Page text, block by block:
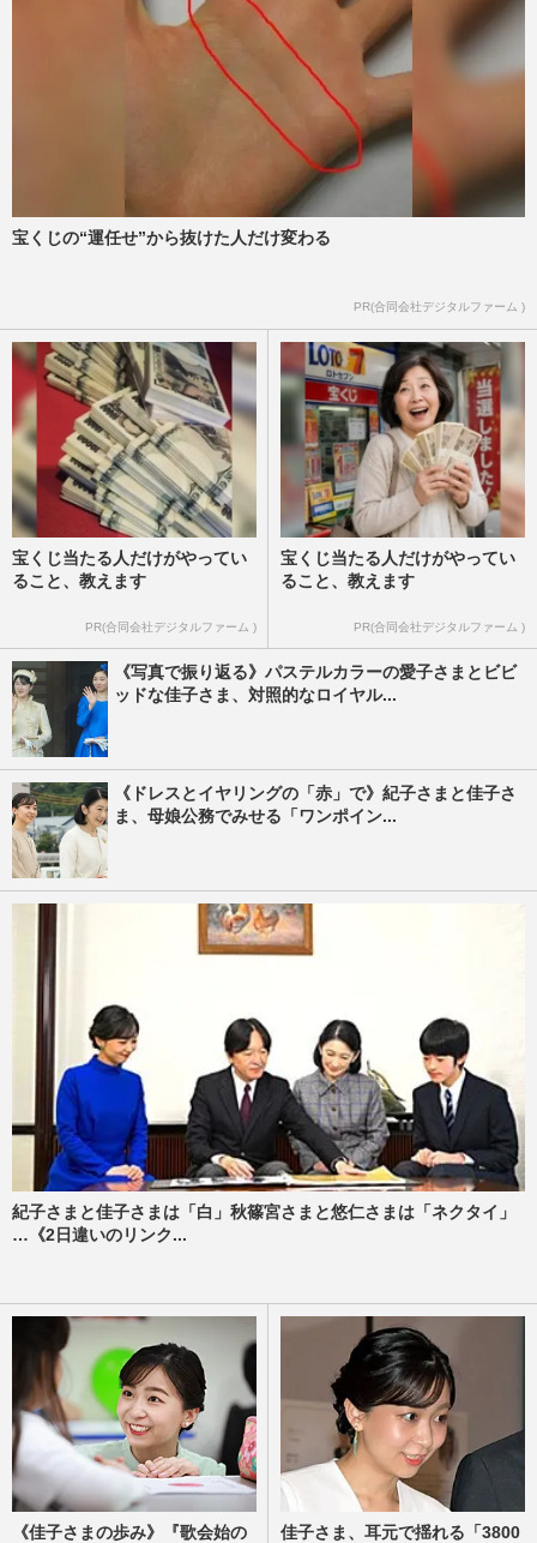
宝くじの“運任せ”から抜けた人だけ変わる
PR(合同会社デジタルファーム )
宝くじ当たる人だけがやってい
ること、教えます
PR(合同会社デジタルファーム )
宝くじ当たる人だけがやってい
ること、教えます
PR(合同会社デジタルファーム )
《写真で振り返る》パステルカラーの愛子さまとビビ
ッドな佳子さま、対照的なロイヤル...
《ドレスとイヤリングの「赤」で》紀子さまと佳子さ
ま、母娘公務でみせる「ワンポイン...
紀子さまと佳子さまは「白」秋篠宮さまと悠仁さまは「ネクタイ」
…《2日違いのリンク...
《佳子さまの歩み》『歌会始の
佳子さま、耳元で揺れる「3800